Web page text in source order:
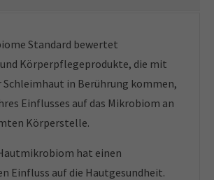
Standard bewertet
Körperpflegeprodukte, die mit
Schleimhaut in Berührung kommen,
Einflusses auf das Mikrobiom an
Körperstelle.
hat einen
Einfluss auf die Hautgesundheit.